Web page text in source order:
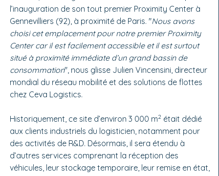
l’inauguration de son tout premier Proximity Center à
Gennevilliers (92), à proximité de Paris. "Nous avons
choisi cet emplacement pour notre premier Proximity
Center car il est facilement accessible et il est surtout
situé à proximité immédiate d’un grand bassin de
consommation", nous glisse Julien Vincensini, directeur
mondial du réseau mobilité et des solutions de flottes
chez Ceva Logistics.
Historiquement, ce site d’environ 3 000 m2 était dédié
aux clients industriels du logisticien, notamment pour
des activités de R&D. Désormais, il sera étendu à
d’autres services comprenant la réception des
véhicules, leur stockage temporaire, leur remise en état,